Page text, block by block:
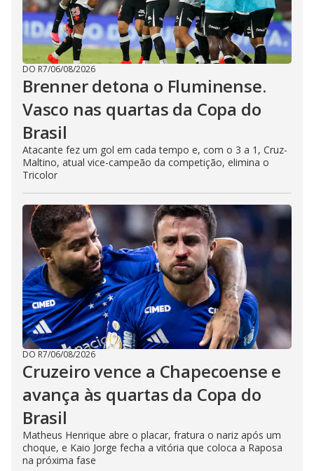
DO R7/06/08/2026
Brenner detona o Fluminense.
Vasco nas quartas da Copa do
Brasil
Atacante fez um gol em cada tempo e, com o 3 a 1, Cruz-
Maltino, atual vice-campeão da competição, elimina o
Tricolor
DO R7/06/08/2026
Cruzeiro vence a Chapecoense e
avança às quartas da Copa do
Brasil
Matheus Henrique abre o placar, fratura o nariz após um
choque, e Kaio Jorge fecha a vitória que coloca a Raposa
na próxima fase